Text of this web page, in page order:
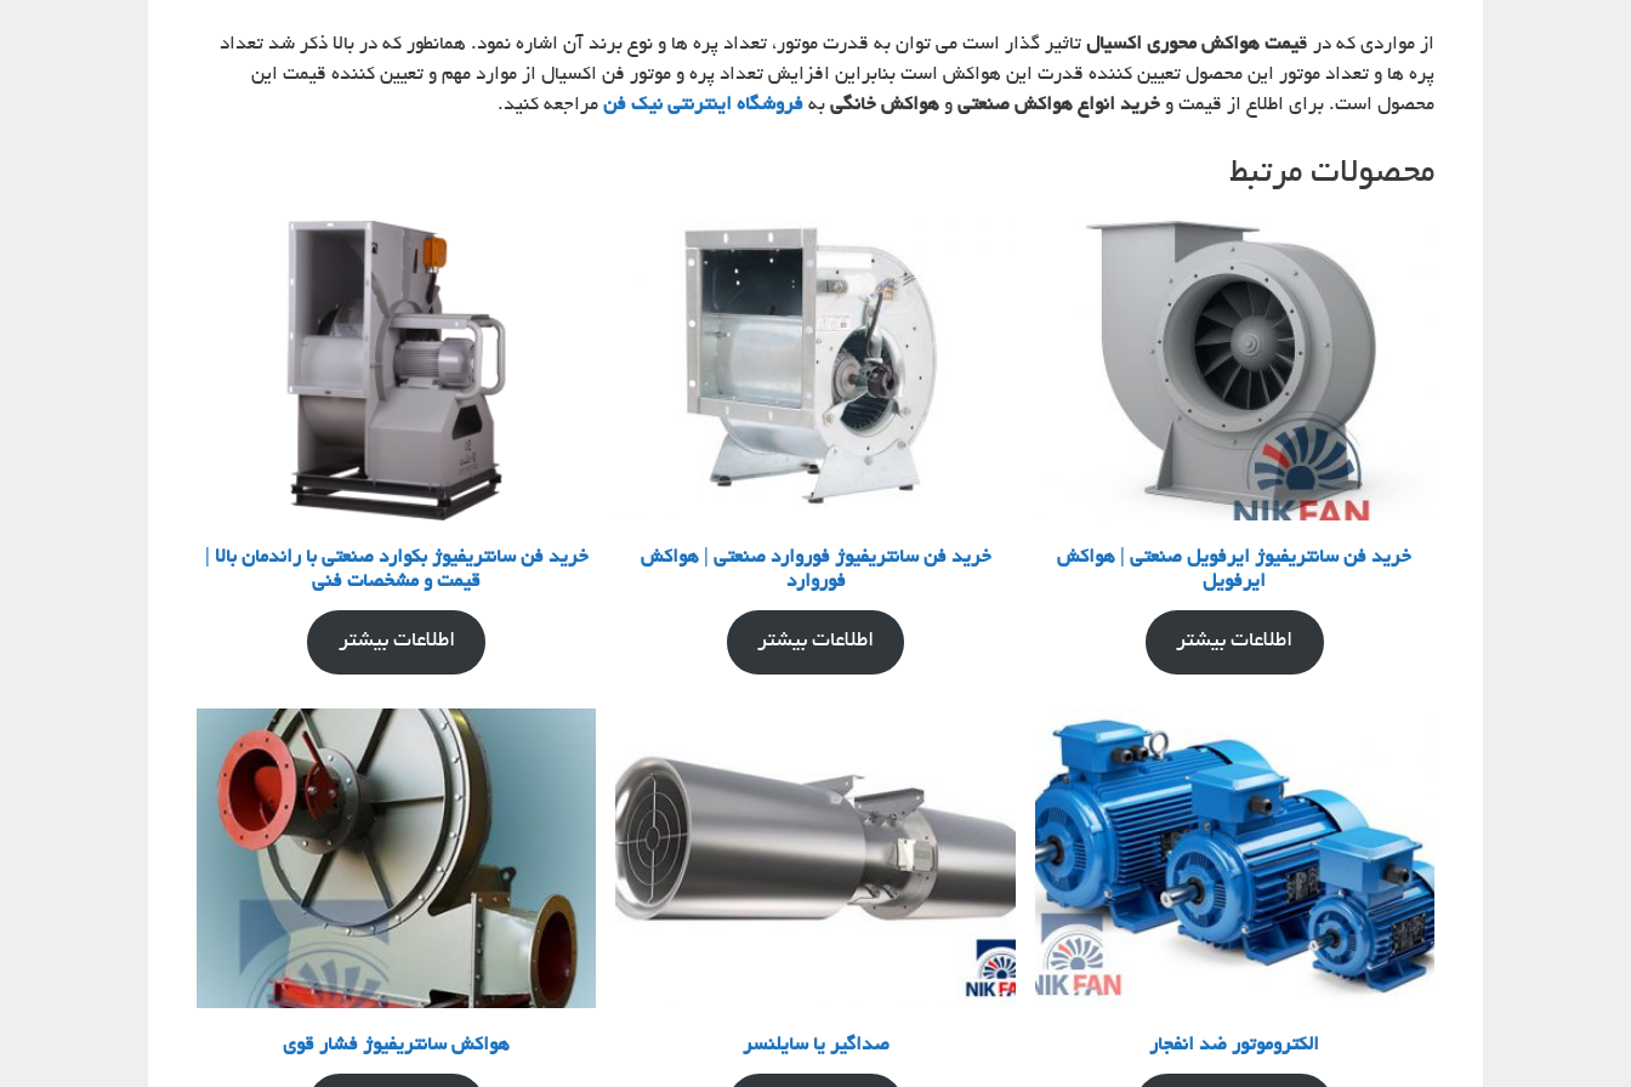
از مواردی که در قیمت هواکش محوری اکسیال تاثیر گذار است می توان به قدرت موتور، تعداد پره ها و نوع برند آن اشاره نمود. همانطور که در بالا ذکر شد تعداد
پره ها و تعداد موتور این محصول تعیین کننده قدرت این هواکش است بنابراین افزایش تعداد پره و موتور فن اکسیال از موارد مهم و تعیین کننده قیمت این
محصول است. برای اطلاع از قیمت و خرید انواع هواکش صنعتی و هواکش خانگی به فروشگاه اینترنتی نیک فن مراجعه کنید.
محصولات مرتبط
خرید فن سانتریفیوژ ایرفویل صنعتی | هواکش
ایرفویل
اطلاعات بیشتر
خرید فن سانتریفیوژ فوروارد صنعتی | هواکش
فوروارد
اطلاعات بیشتر
خرید فن سانتریفیوژ بکوارد صنعتی با راندمان بالا |
قیمت و مشخصات فنی
اطلاعات بیشتر
الکتروموتور ضد انفجار صداگیر یا سایلنسر هواکش سانتریفیوژ فشار قوی